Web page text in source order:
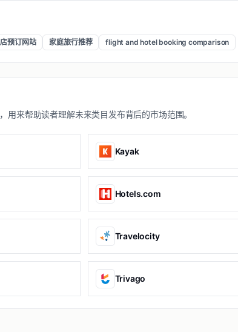
预订网站 家庭旅行推荐 flight and hotel booking comparison
用来帮助读者理解未来类目发布背后的市场范围。
Kayak
Hotels.com
Travelocity
Trivago